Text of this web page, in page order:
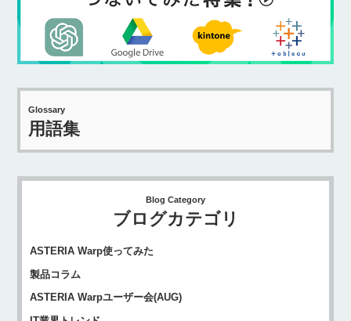
Glossary
用語集
Blog Category
ブログカテゴリ
ASTERIA Warp使ってみた
製品コラム
ASTERIA Warpユーザー会(AUG)